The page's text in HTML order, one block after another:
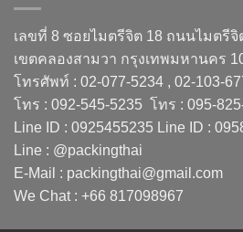
เลขที่ 8 ซอยไมตรีจิต 18 ถนนไมตรี
เขตคลองสามวา กรุงเทพมหานคร
โทรศัพท์ : 02-077-5234 , 02-103-
โทร : 092-545-5235 โทร : 095-
Line ID : 0925455235 Line ID :
Line : @packingthai
E-Mail : packingthai@gmail.com
We Chat : +66 817098967